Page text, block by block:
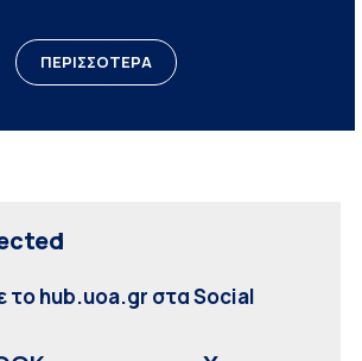
ΠΕΡΙΣΣΟΤΕΡΑ
το hub.uoa.gr στα Social